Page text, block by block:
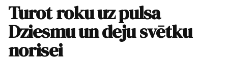
Turot roku uz pulsa
Dziesmu un deju svētku
norisei